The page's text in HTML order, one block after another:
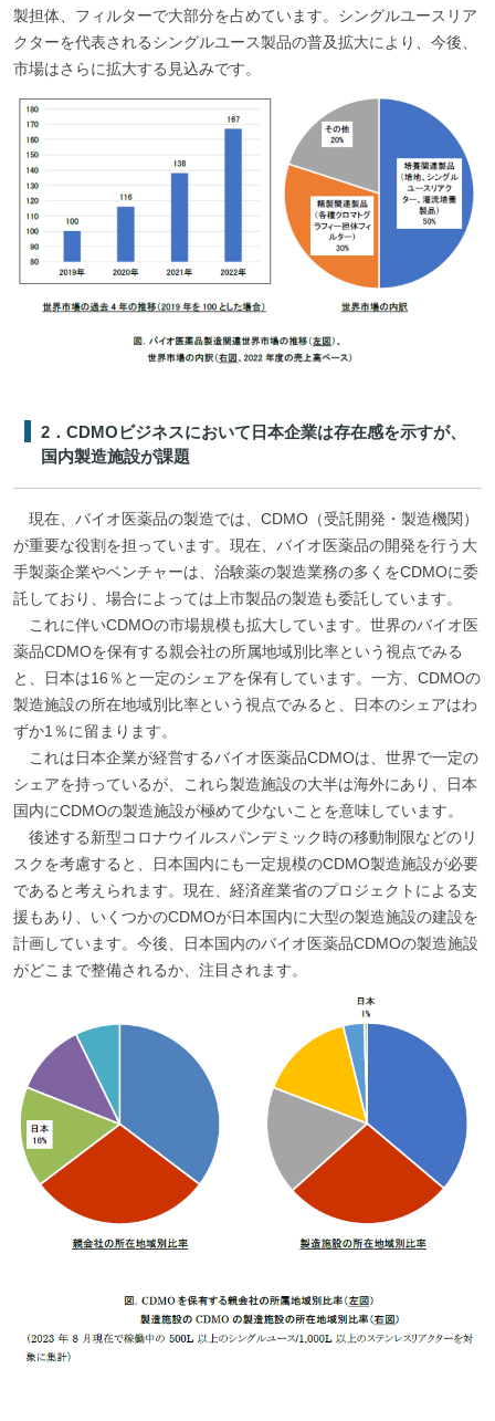
製担体、フィルターで大部分を占めています。シングルユースリア
クターを代表されるシングルユース製品の普及拡大により、今後、
市場はさらに拡大する見込みです。
2．CDMOビジネスにおいて日本企業は存在感を示すが、
国内製造施設が課題
現在、バイオ医薬品の製造では、CDMO（受託開発・製造機関）
が重要な役割を担っています。現在、バイオ医薬品の開発を行う大
手製薬企業やベンチャーは、治験薬の製造業務の多くをCDMOに委
託しており、場合によっては上市製品の製造も委託しています。
これに伴いCDMOの市場規模も拡大しています。世界のバイオ医
薬品CDMOを保有する親会社の所属地域別比率という視点でみる
と、日本は16％と一定のシェアを保有しています。一方、CDMOの
製造施設の所在地域別比率という視点でみると、日本のシェアはわ
ずか1％に留まります。
これは日本企業が経営するバイオ医薬品CDMOは、世界で一定の
シェアを持っているが、これら製造施設の大半は海外にあり、日本
国内にCDMOの製造施設が極めて少ないことを意味しています。
後述する新型コロナウイルスパンデミック時の移動制限などのリ
スクを考慮すると、日本国内にも一定規模のCDMO製造施設が必要
であると考えられます。現在、経済産業省のプロジェクトによる支
援もあり、いくつかのCDMOが日本国内に大型の製造施設の建設を
計画しています。今後、日本国内のバイオ医薬品CDMOの製造施設
がどこまで整備されるか、注目されます。